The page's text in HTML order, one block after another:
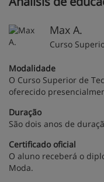
Max A.
Curso
Modalidade
O Curso Superior de
oferecido
Duração
São dois anos de
Certificado oficial
O aluno receberá o
Moda.